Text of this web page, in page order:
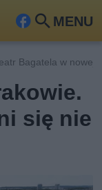
MENU
Fa
ook
Szu
Bagatela w nowej
się nie